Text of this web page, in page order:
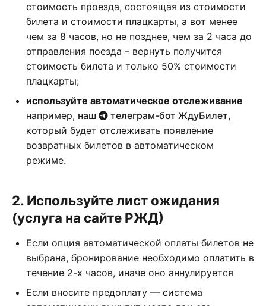
стоимость проезда, состоящая из стоимости
билета и стоимости плацкарты, а вот менее
чем за 8 часов, но не позднее, чем за 2 часа до
отправления поезда – вернуть получится
стоимость билета и только 50% стоимости
плацкарты;
используйте автоматическое отслеживание
например, наш телеграм-бот ЖдуБилет,
который будет отслеживать появление
возвратных билетов в автоматическом
режиме.
2. Используйте лист ожидания
(услуга на сайте РЖД)
Если опция автоматической оплаты билетов не
выбрана, бронирование необходимо оплатить в
течение 2-х часов, иначе оно аннулируется
Если вносите предоплату — система